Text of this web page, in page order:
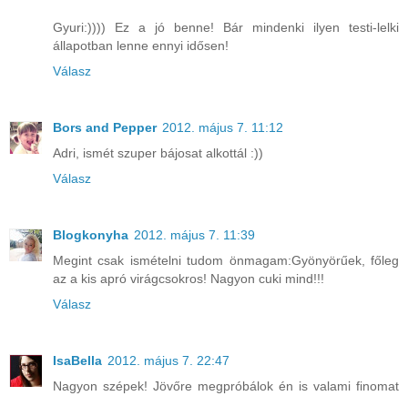
Gyuri:)))) Ez a jó benne! Bár mindenki ilyen testi-lelki
állapotban lenne ennyi idősen!
Válasz
Bors and Pepper 2012. május 7. 11:12
Adri, ismét szuper bájosat alkottál :))
Válasz
Blogkonyha 2012. május 7. 11:39
Megint csak ismételni tudom önmagam:Gyönyörűek, főleg
az a kis apró virágcsokros! Nagyon cuki mind!!!
Válasz
IsaBella 2012. május 7. 22:47
Nagyon szépek! Jövőre megpróbálok én is valami finomat